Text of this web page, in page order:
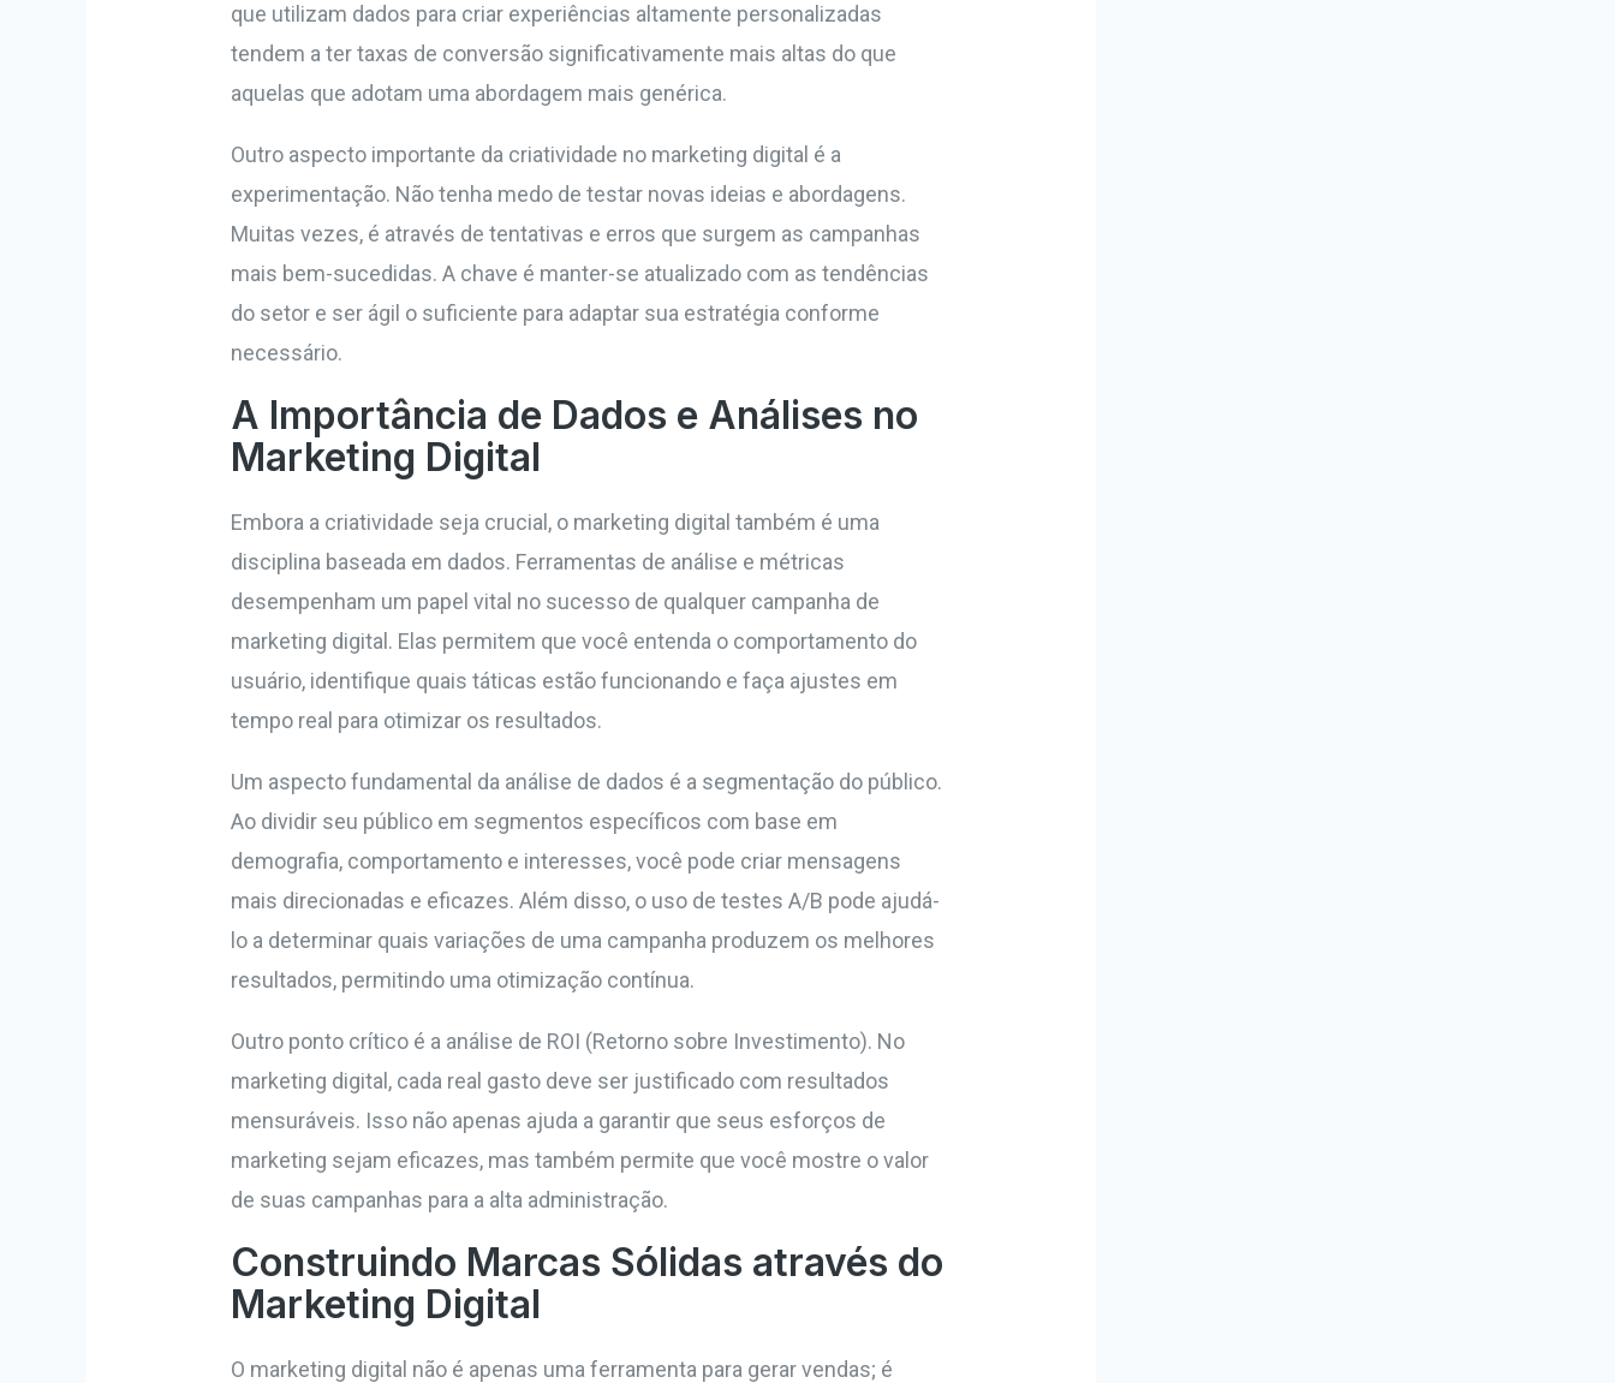
que utilizam dados para criar experiências altamente personalizadas
tendem a ter taxas de conversão significativamente mais altas do que
aquelas que adotam uma abordagem mais genérica.
Outro aspecto importante da criatividade no marketing digital é a
experimentação. Não tenha medo de testar novas ideias e abordagens.
Muitas vezes, é através de tentativas e erros que surgem as campanhas
mais bem-sucedidas. A chave é manter-se atualizado com as tendências
do setor e ser ágil o suficiente para adaptar sua estratégia conforme
necessário.
A Importância de Dados e Análises no
Marketing Digital
Embora a criatividade seja crucial, o marketing digital também é uma
disciplina baseada em dados. Ferramentas de análise e métricas
desempenham um papel vital no sucesso de qualquer campanha de
marketing digital. Elas permitem que você entenda o comportamento do
usuário, identifique quais táticas estão funcionando e faça ajustes em
tempo real para otimizar os resultados.
Um aspecto fundamental da análise de dados é a segmentação do público.
Ao dividir seu público em segmentos específicos com base em
demografia, comportamento e interesses, você pode criar mensagens
mais direcionadas e eficazes. Além disso, o uso de testes A/B pode ajudá-
lo a determinar quais variações de uma campanha produzem os melhores
resultados, permitindo uma otimização contínua.
Outro ponto crítico é a análise de ROI (Retorno sobre Investimento). No
marketing digital, cada real gasto deve ser justificado com resultados
mensuráveis. Isso não apenas ajuda a garantir que seus esforços de
marketing sejam eficazes, mas também permite que você mostre o valor
de suas campanhas para a alta administração.
Construindo Marcas Sólidas através do
Marketing Digital
O marketing digital não é apenas uma ferramenta para gerar vendas; é